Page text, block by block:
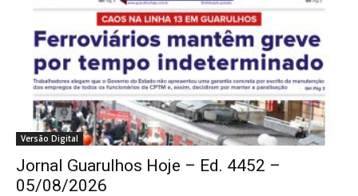
Versão Digital
Jornal Guarulhos Hoje – Ed. 4452 –
05/08/2026